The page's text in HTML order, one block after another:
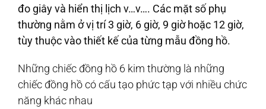
đo giây và hiển thị lịch v…v…. Các mặt số phụ
thường nằm ở vị trí 3 giờ, 6 giờ, 9 giờ hoặc 12 giờ,
tùy thuộc vào thiết kế của từng mẫu đồng hồ.
Những chiếc đồng hồ 6 kim thường là những
chiếc đồng hồ có cấu tạo phức tạp với nhiều chức
năng khác nhau